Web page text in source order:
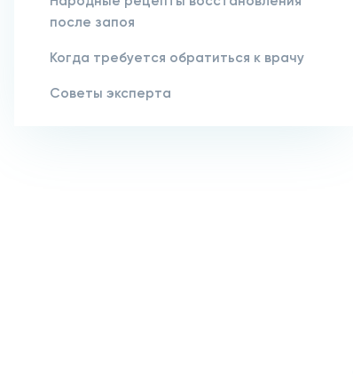
после запоя
Когда требуется обратиться к врачу
Советы эксперта